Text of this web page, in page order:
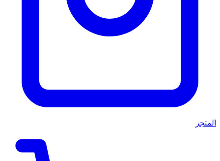
المتجر